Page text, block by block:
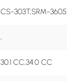
CS-303T,SRM-3605
,
30.1 CC,34.0 CC